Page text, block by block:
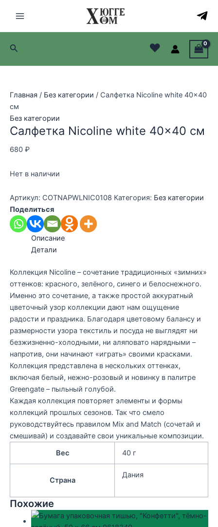
Menu
Поиск ♥
Главная / Без категории / Салфетка Nicoline white 40×40
см
Без категории
Салфетка Nicoline white 40×40 см
680 ₽
Нет в наличии
Артикул: COTNAPWLNIC0108 Категория: Без категории
Поделиться
Описание
Детали
Коллекция Nicoline – сочетание традиционных «зимних»
оттенков: красного, зелёного, синего и белоснежного.
Именно это сочетание, а также простой аккуратный
цветочный узор коллекции дают нам ощущение
радости и праздника. Благодаря цветовому балансу и
размерности узора текстиль и посуда не выглядят ни
безжизненно-холодными, ни аляповато нарядными –
напротив, они начинают «играть» своими красками.
Коллекция представлена в нескольких оттенках,
включая белый, нежно-розовый и новинку в палитре
Greengate – пыльный голубой.
Каждая коллекция повторяет элементы и формы
коллекций прошлых сезонов. Так что смело
руководствуйтесь правилом Mix and Match (сочетай и
смешивай) и создавайте свои уникальные композиции.
Вес
40 г
Страна
Дания
Похожие